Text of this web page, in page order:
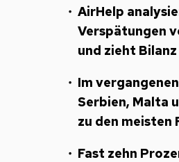
AirHelp
Verspätungen
und zieht
Im
Serbien, Malta
zu den meisten
Fast zehn